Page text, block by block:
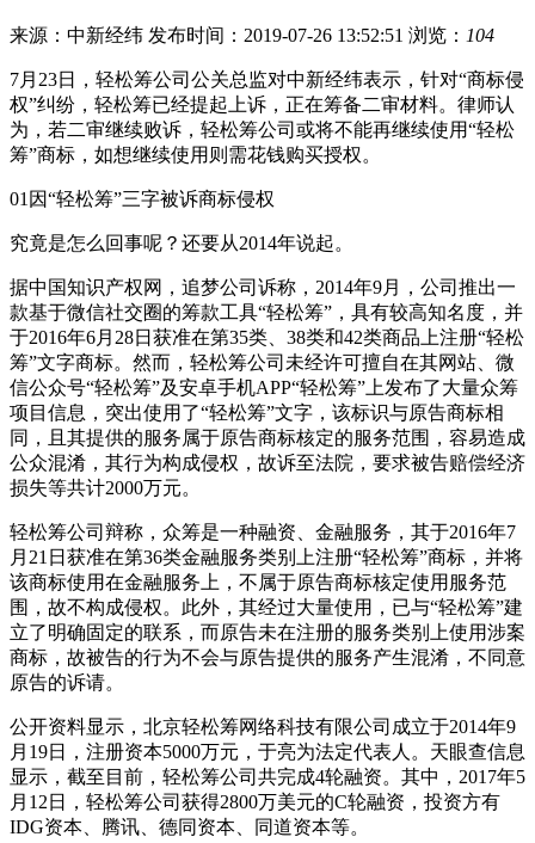
来源：中新经纬 发布时间：2019-07-26 13:52:51 浏览： 104
7月23日，轻松筹公司公关总监对中新经纬表示，针对“商标侵
权”纠纷，轻松筹已经提起上诉，正在筹备二审材料。律师认
为，若二审继续败诉，轻松筹公司或将不能再继续使用“轻松
筹”商标，如想继续使用则需花钱购买授权。
01因“轻松筹”三字被诉商标侵权
究竟是怎么回事呢？还要从2014年说起。
据中国知识产权网，追梦公司诉称，2014年9月，公司推出一
款基于微信社交圈的筹款工具“轻松筹”，具有较高知名度，并
于2016年6月28日获准在第35类、38类和42类商品上注册“轻松
筹”文字商标。然而，轻松筹公司未经许可擅自在其网站、微
信公众号“轻松筹”及安卓手机APP“轻松筹”上发布了大量众筹
项目信息，突出使用了“轻松筹”文字，该标识与原告商标相
同，且其提供的服务属于原告商标核定的服务范围，容易造成
公众混淆，其行为构成侵权，故诉至法院，要求被告赔偿经济
损失等共计2000万元。
轻松筹公司辩称，众筹是一种融资、金融服务，其于2016年7
月21日获准在第36类金融服务类别上注册“轻松筹”商标，并将
该商标使用在金融服务上，不属于原告商标核定使用服务范
围，故不构成侵权。此外，其经过大量使用，已与“轻松筹”建
立了明确固定的联系，而原告未在注册的服务类别上使用涉案
商标，故被告的行为不会与原告提供的服务产生混淆，不同意
原告的诉请。
公开资料显示，北京轻松筹网络科技有限公司成立于2014年9
月19日，注册资本5000万元，于亮为法定代表人。天眼查信息
显示，截至目前，轻松筹公司共完成4轮融资。其中，2017年5
月12日，轻松筹公司获得2800万美元的C轮融资，投资方有
IDG资本、腾讯、德同资本、同道资本等。